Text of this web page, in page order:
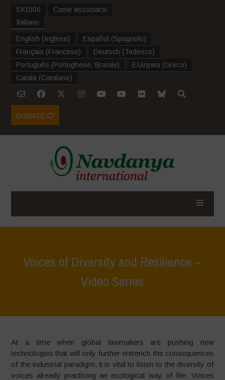
5X1000
Come associarsi
Italiano
English (Inglese) Español (Spagnolo)
Français (Francese) Deutsch (Tedesco)
Português (Portoghese, Brasile) Ελληνικα (Greco)
Català (Catalano)
DONATE
Voices of Diversity and Resilience –
Video Series
At a time when global lawmakers are pushing new
technologies that will only further entrench the consequences
of the industrial paradigm, it is vital to listen to the diversity of
voices already practicing an ecological way of life. Voices